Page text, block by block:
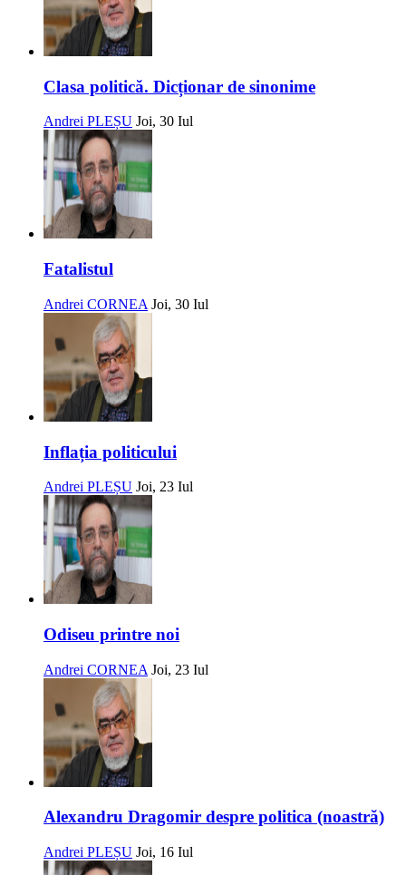
Clasa politică. Dicționar de sinonime
Andrei PLEȘU Joi, 30 Iul
Fatalistul
Andrei CORNEA Joi, 30 Iul
Inflația politicului
Andrei PLEȘU Joi, 23 Iul
Odiseu printre noi
Andrei CORNEA Joi, 23 Iul
Alexandru Dragomir despre politica (noastră)
Andrei PLEȘU Joi, 16 Iul